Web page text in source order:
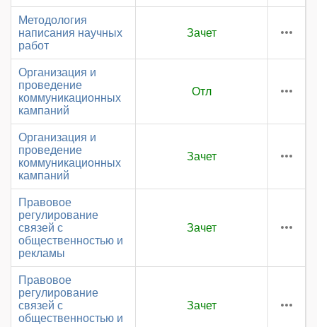
Методология
написания научных
работ
Зачет
Организация и
проведение
коммуникационных
кампаний
Отл
Организация и
проведение
коммуникационных
кампаний
Зачет
Правовое
регулирование
связей с
общественностью и
рекламы
Зачет
Правовое
регулирование
связей с
общественностью и
Зачет